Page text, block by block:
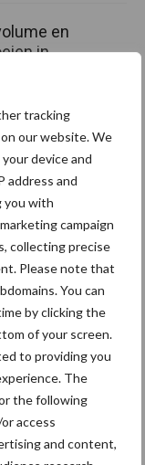
tracking
our website. We
device and
address and
you with
campaign
collecting precise
Please note that
You can
by clicking the
of your screen.
to providing you
The
the following
access
and content,
en
in
Fokkerij